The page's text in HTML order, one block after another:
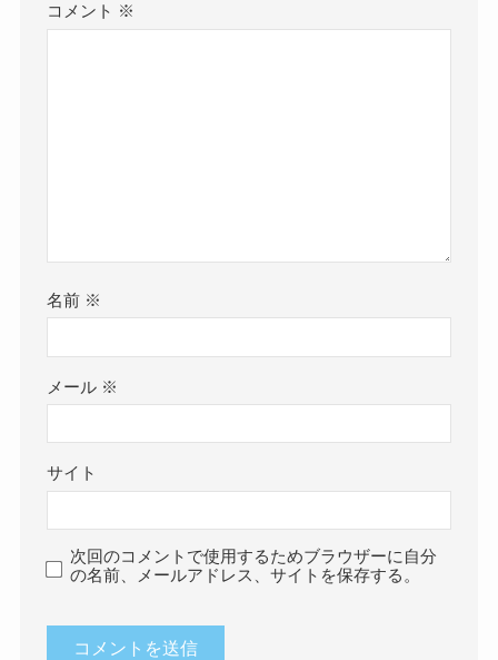
コメント ※
名前 ※
メール ※
サイト
次回のコメントで使用するためブラウザーに自分
の名前、メールアドレス、サイトを保存する。